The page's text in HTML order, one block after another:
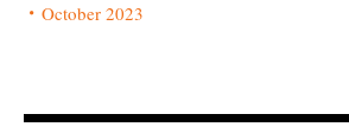
October 2023